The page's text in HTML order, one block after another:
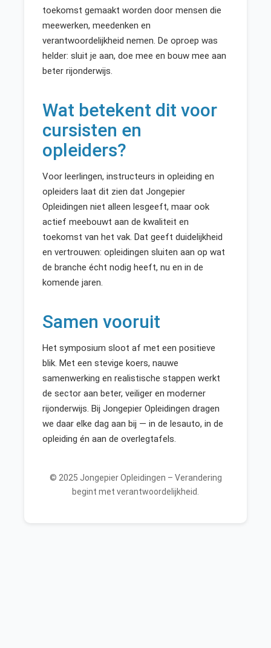
toekomst gemaakt worden door mensen die
meewerken, meedenken en
verantwoordelijkheid nemen. De oproep was
helder: sluit je aan, doe mee en bouw mee aan
beter rijonderwijs.
Wat betekent dit voor
cursisten en
opleiders?
Voor leerlingen, instructeurs in opleiding en
opleiders laat dit zien dat Jongepier
Opleidingen niet alleen lesgeeft, maar ook
actief meebouwt aan de kwaliteit en
toekomst van het vak. Dat geeft duidelijkheid
en vertrouwen: opleidingen sluiten aan op wat
de branche écht nodig heeft, nu en in de
komende jaren.
Samen vooruit
Het symposium sloot af met een positieve
blik. Met een stevige koers, nauwe
samenwerking en realistische stappen werkt
de sector aan beter, veiliger en moderner
rijonderwijs. Bij Jongepier Opleidingen dragen
we daar elke dag aan bij — in de lesauto, in de
opleiding én aan de overlegtafels.
© 2025 Jongepier Opleidingen – Verandering
begint met verantwoordelijkheid.